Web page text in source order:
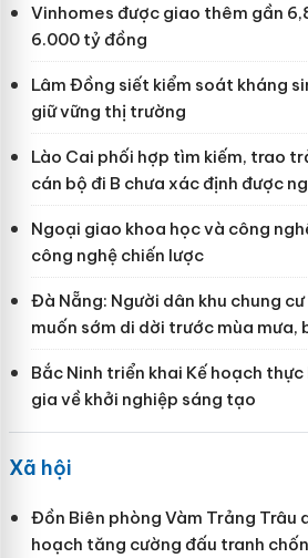
Vinhomes được giao thêm gần
6.000 tỷ đồng
Lâm Đồng siết kiểm soát kháng
giữ vững thị trường
Lào Cai phối hợp tìm kiếm, trao
cán bộ đi B chưa xác định được
Ngoại giao khoa học và công
công nghệ chiến lược
Đà Nẵng: Người dân khu chung
muốn sớm di dời trước mùa mưa,
Bắc Ninh triển khai Kế hoạch
gia về khởi nghiệp sáng tạo
Xã hội
Đồn Biên phòng Vàm Trảng Trâu
hoạch tăng cường đấu tranh